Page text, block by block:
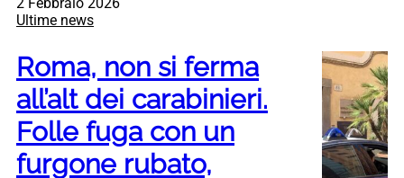
Ultime news
Roma, non si ferma
all’alt dei carabinieri.
Folle fuga con un
furgone rubato,